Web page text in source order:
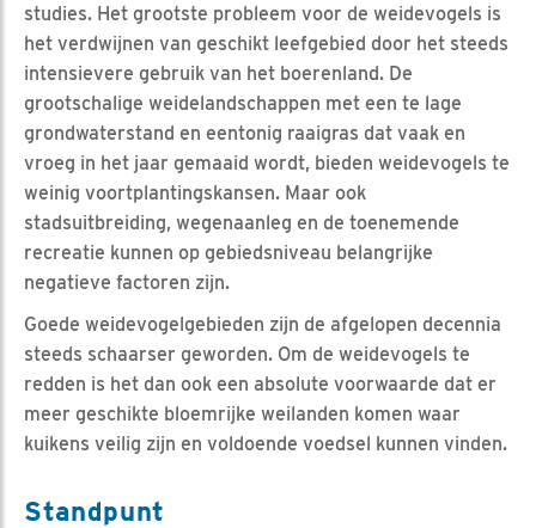
studies. Het grootste probleem voor de weidevogels is
het verdwijnen van geschikt leefgebied door het steeds
intensievere gebruik van het boerenland. De
grootschalige weidelandschappen met een te lage
grondwaterstand en eentonig raaigras dat vaak en
vroeg in het jaar gemaaid wordt, bieden weidevogels te
weinig voortplantingskansen. Maar ook
stadsuitbreiding, wegenaanleg en de toenemende
recreatie kunnen op gebiedsniveau belangrijke
negatieve factoren zijn.
Goede weidevogelgebieden zijn de afgelopen decennia
steeds schaarser geworden. Om de weidevogels te
redden is het dan ook een absolute voorwaarde dat er
meer geschikte bloemrijke weilanden komen waar
kuikens veilig zijn en voldoende voedsel kunnen vinden.
Standpunt